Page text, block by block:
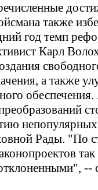
также
год темп
Карл
а также
Рады. "По
--